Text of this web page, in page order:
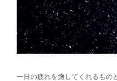
一日の疲れを癒してくれるもの